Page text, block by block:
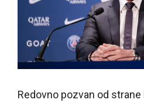
Redovno pozvan od strane